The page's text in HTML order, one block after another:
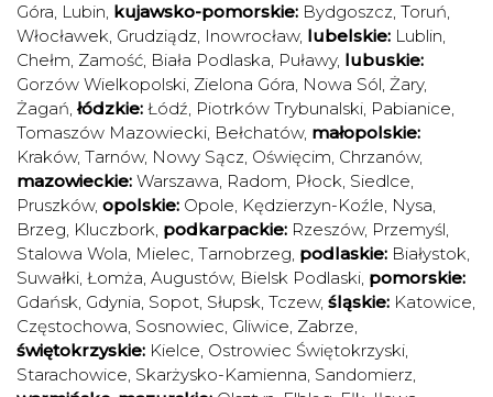
Góra, Lubin, kujawsko-pomorskie: Bydgoszcz, Toruń,
Włocławek, Grudziądz, Inowrocław, lubelskie: Lublin,
Chełm, Zamość, Biała Podlaska, Puławy, lubuskie:
Gorzów Wielkopolski, Zielona Góra, Nowa Sól, Żary,
Żagań, łódzkie: Łódź, Piotrków Trybunalski, Pabianice,
Tomaszów Mazowiecki, Bełchatów, małopolskie:
Kraków, Tarnów, Nowy Sącz, Oświęcim, Chrzanów,
mazowieckie: Warszawa, Radom, Płock, Siedlce,
Pruszków, opolskie: Opole, Kędzierzyn-Koźle, Nysa,
Brzeg, Kluczbork, podkarpackie: Rzeszów, Przemyśl,
Stalowa Wola, Mielec, Tarnobrzeg, podlaskie: Białystok,
Suwałki, Łomża, Augustów, Bielsk Podlaski, pomorskie:
Gdańsk, Gdynia, Sopot, Słupsk, Tczew, śląskie: Katowice,
Częstochowa, Sosnowiec, Gliwice, Zabrze,
świętokrzyskie: Kielce, Ostrowiec Świętokrzyski,
Starachowice, Skarżysko-Kamienna, Sandomierz,